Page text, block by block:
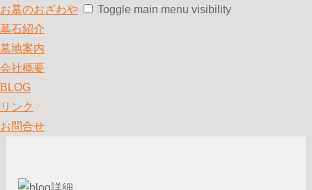
お墓のおざわや
Toggle main menu visibility
墓石紹介
墓地案内
会社概要
BLOG
リンク
お問合せ